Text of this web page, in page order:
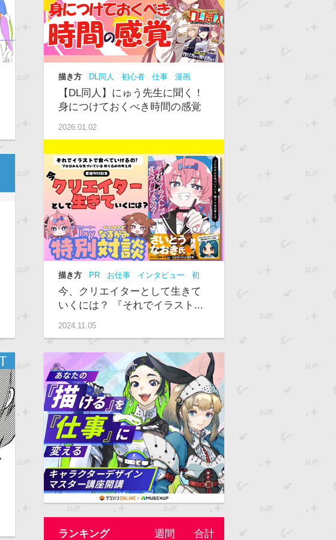
描き方 DL同人 初心者 仕事
漫画
SNS
【DL同人】にゅう先生に聞く！
身につけておくべき時間の感覚
2026.01.02
描き方 PR お仕事 インタビュー
初
級
中級
今、クリエイターとして生きて
いくには？ 『それでイラスト...
2024.11.05
ランキング 週間 合計